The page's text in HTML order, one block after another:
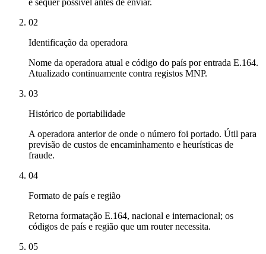
é sequer possível antes de enviar.
02
Identificação da operadora
Nome da operadora atual e código do país por entrada E.164.
Atualizado continuamente contra registos MNP.
03
Histórico de portabilidade
A operadora anterior de onde o número foi portado. Útil para
previsão de custos de encaminhamento e heurísticas de
fraude.
04
Formato de país e região
Retorna formatação E.164, nacional e internacional; os
códigos de país e região que um router necessita.
05